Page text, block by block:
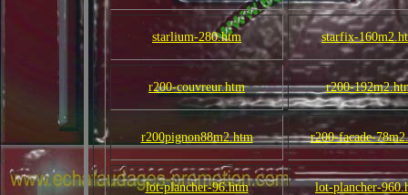
starlium-280.htm starfix-
r200-couvreur.htm r200-
r200pignon88m2.htm r200-facade-
lot-plancher-96.htm lot-plancher-